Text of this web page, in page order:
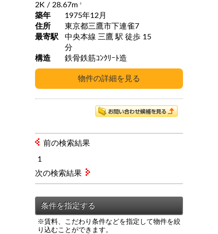
2K / 28.67m 2
築年
1975年12月
住所
東京都三鷹市下連雀7
最寄駅
中央本線 三鷹 駅 徒歩 15
分
構造
鉄骨鉄筋ｺﾝｸﾘｰﾄ造
前の検索結果
1
※賃料、こだわり条件などを指定して物件を絞
り込むことができます。